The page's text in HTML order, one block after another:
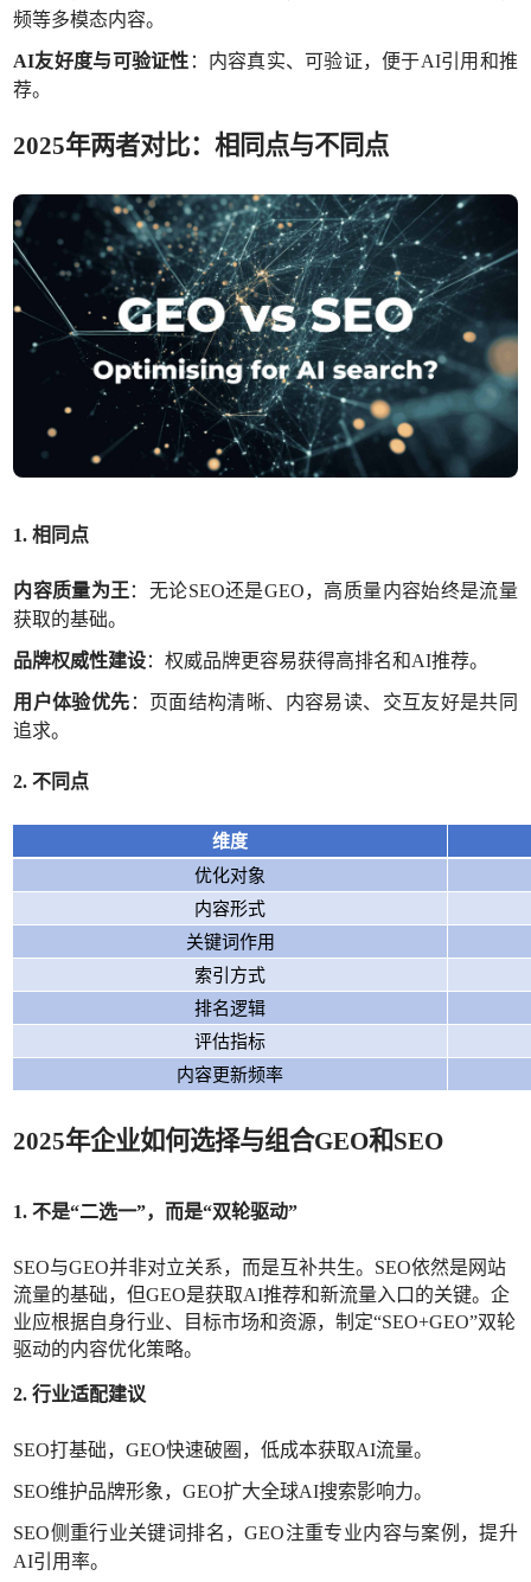
频等多模态内容。
AI友好度与可验证性 ：内容真实、可验证，便于AI引用和推
荐。
2025年两者对比：相同点与不同点
1. 相同点
内容质量为王 ：无论SEO还是GEO，高质量内容始终是流量
获取的基础。
品牌权威性建设：权威品牌更容易获得高排名和AI推荐。
用户体验优先 ：页面结构清晰、内容易读、交互友好是共同
追求。
2. 不同点
维度
优化对象
内容形式
关键词作用
索引方式
排名逻辑
评估指标
内容更新频率
2025年企业如何选择与组合GEO和SEO
1. 不是“二选一”，而是“双轮驱动”
SEO与GEO并非对立关系，而是互补共生。SEO依然是网站
流量的基础，但GEO是获取AI推荐和新流量入口的关键。企
业应根据自身行业、目标市场和资源，制定“SEO+GEO”双轮
驱动的内容优化策略。
2. 行业适配建议
SEO打基础，GEO快速破圈，低成本获取AI流量。
SEO维护品牌形象，GEO扩大全球AI搜索影响力。
SEO侧重行业关键词排名，GEO注重专业内容与案例，提升
AI引用率。